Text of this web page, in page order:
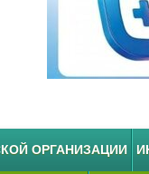
ОРГАНИЗАЦИИ